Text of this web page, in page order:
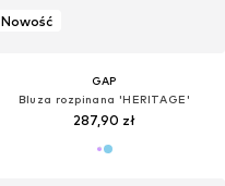
Nowość
GAP
Bluza rozpinana 'HERITAGE'
287,90 zł